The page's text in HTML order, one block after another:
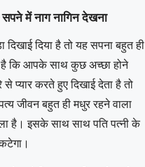
में नाग नागिन देखना
दिया है तो यह सपना बहुत ही
कि आपके साथ कुछ अच्छा होने
प्यार करते हुए दिखाई देता है तो
जीवन बहुत ही मधुर रहने वाला
है। इसके साथ साथ पति पत्नी के